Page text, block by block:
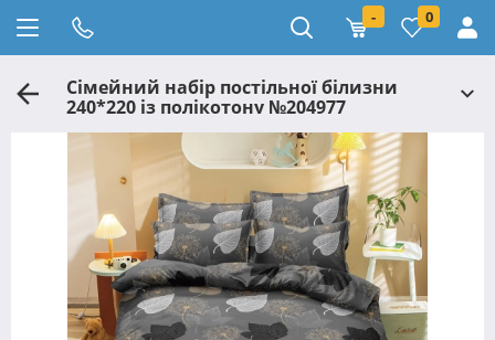
- 0
Сімейний набір постільної білизни
240*220 із полікотону №204977
Черешенька™